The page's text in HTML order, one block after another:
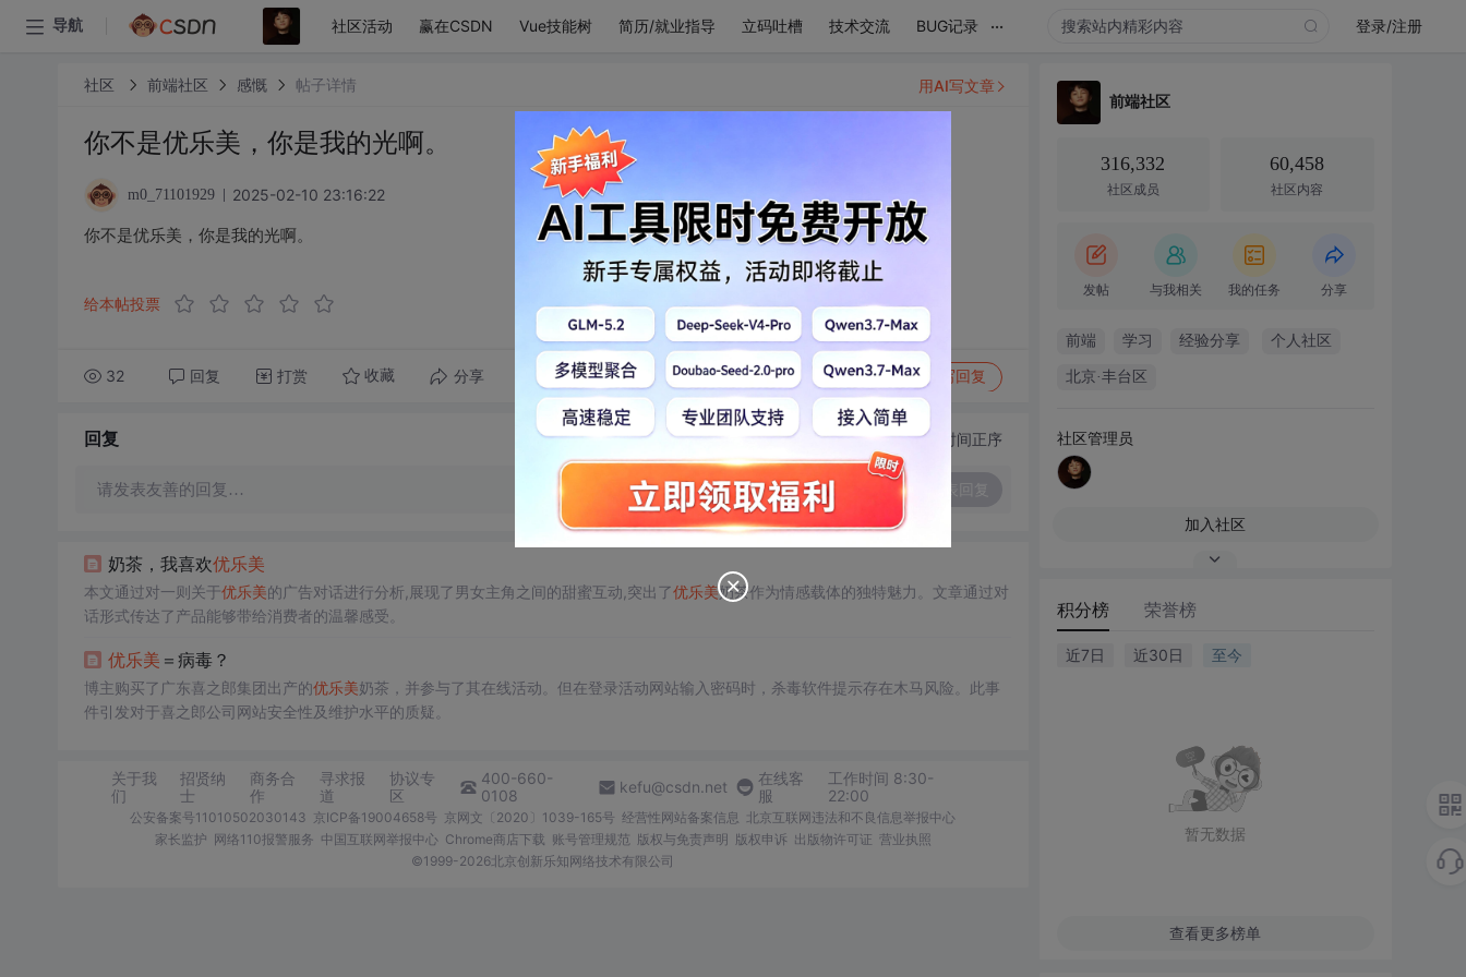
导航 社区活动 赢在CSDN Vue技能树 简历/就业指导 立码吐槽 技术交流 BUG记录 ... 登录/注册
社区 前端社区 感慨 帖子详情
你不是优乐美，你是我的光啊。
m0_71101929 2025-02-10 23:16:22
你不是优乐美，你是我的光啊。
给本帖投票
32 回复 打赏 收藏 分享 转发到动态 举报 写回复
用AI写文章
回复 切换为时间正序
请发表友善的回复…
奶茶，我喜欢优乐美
本文通过对一则关于优乐美的广告对话进行分析,展现了男女主角之间的甜蜜互动,突出了优乐美奶茶作为情感载体的独特魅力。文章通过对
话形式传达了产品能够带给消费者的温馨感受。
优乐美 ＝病毒？
博主购买了广东喜之郎集团出产的优乐美奶茶，并参与了其在线活动。但在登录活动网站输入密码时，杀毒软件提示存在木马风险。此事
件引发对于喜之郎公司网站安全性及维护水平的质疑。
关于我
们
招贤纳
士
商务合
作
寻求报
道
协议专
区
400-660-
0108
kefu@csdn.net
在线客
服
工作时间 8:30-
22:00
公安备案号11010502030143 京ICP备19004658号 京网文〔2020〕1039-165号 经营性网站备案信息 北京互联网违法和不良信息举报中心
家长监护 网络110报警服务 中国互联网举报中心 Chrome商店下载 账号管理规范 版权与免责声明 版权申诉 出版物许可证 营业执照
©1999-2026北京创新乐知网络技术有限公司
前端社区
316,332
社区成员
60,458
社区内容
发帖 与我相关 我的任务 分享
前端 学习 经验分享 个人社区
北京·丰台区
社区管理员
加入社区
积分榜 荣誉榜
近7日 近30日 至今
暂无数据
查看更多榜单